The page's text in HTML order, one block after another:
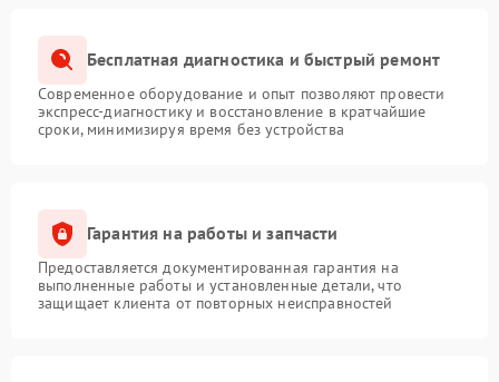
Бесплатная диагностика и быстрый ремонт
Современное оборудование и опыт позволяют провести
экспресс-диагностику и восстановление в кратчайшие
сроки, минимизируя время без устройства
Гарантия на работы и запчасти
Предоставляется документированная гарантия на
выполненные работы и установленные детали, что
защищает клиента от повторных неисправностей